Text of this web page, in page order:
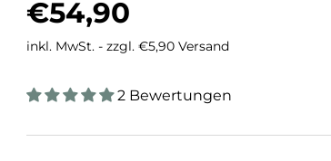
Normaler Preis
€54,90
inkl. MwSt. - zzgl. €5,90 Versand
2 Bewertungen